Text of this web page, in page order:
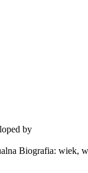
by
Biografia: wiek,